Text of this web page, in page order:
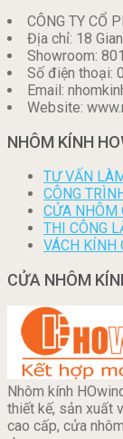
CÔNG TY CỔ
Địa chỉ: 18
Showroom:
Số điện thoại:
Email:
Website:
NHÔM KÍNH
TƯ VẤN
CÔNG
CỬA NHÔM
THI CÔNG
VÁCH KÍNH
CỬA NHÔM
Nhôm kính
thiết kế, sản xuất
cao cấp, cửa